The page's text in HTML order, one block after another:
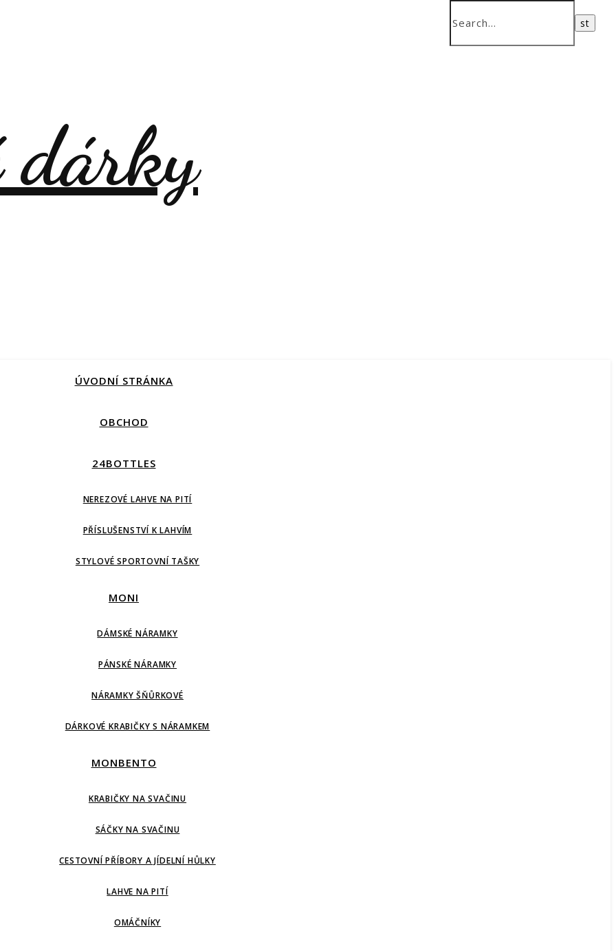
ÚVODNÍ STRÁNKA
OBCHOD
24BOTTLES
NEREZOVÉ LAHVE NA PITÍ
PŘÍSLUŠENSTVÍ K LAHVÍM
STYLOVÉ SPORTOVNÍ TAŠKY
MONI
DÁMSKÉ NÁRAMKY
PÁNSKÉ NÁRAMKY
NÁRAMKY ŠŇŮRKOVÉ
DÁRKOVÉ KRABIČKY S NÁRAMKEM
MONBENTO
KRABIČKY NA SVAČINU
SÁČKY NA SVAČINU
CESTOVNÍ PŘÍBORY A JÍDELNÍ HŮLKY
LAHVE NA PITÍ
OMÁČNÍKY